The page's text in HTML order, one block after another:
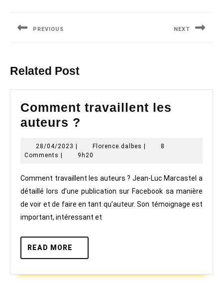
l’article
PREVIOUS NEXT
Related Post
Comment travaillent les
auteurs ?
les
28/04/2023 28/04/2023
| Florence.dalbes Florence.dalbes
|
8
Comments | 9h20
Comment travaillent les auteurs ? Jean-Luc Marcastel a
détaillé lors d’une publication sur Facebook sa manière
de voir et de faire en tant qu’auteur. Son témoignage est
important, intéressant et
READ MORE
MORE